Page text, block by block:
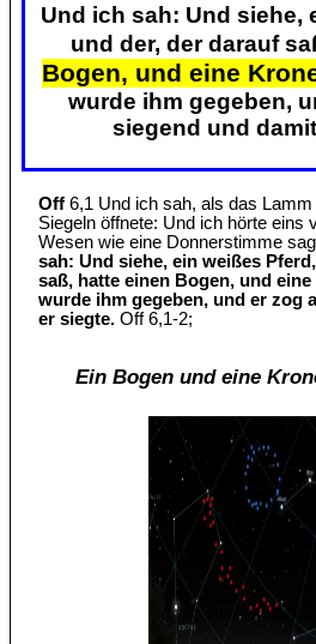
Und ich sah: Und siehe,
und der, der darauf
Bogen, und eine
wurde ihm gegeben,
siegend und
Off 6,1 Und ich sah, als das
Siegeln öffnete: Und ich hörte eins
Wesen wie eine Donnerstimme
sah: Und siehe, ein weißes
saß, hatte einen Bogen, und
wurde ihm gegeben, und er zog
er siegte. Off 6,1-2;
Ein Bogen und eine